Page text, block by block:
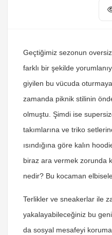
Geçtiğimiz sezonun
farklı bir şekilde
giyilen bu vücuda
zamanda piknik stilinin
olmuştu. Şimdi ise
takımlarına ve triko
ısındığına göre kalın
biraz ara vermek zorunda
nedir? Bu kocaman
Terlikler ve sneakerlar ile
yakalayabileceğiniz bu
da sosyal mesafeyi